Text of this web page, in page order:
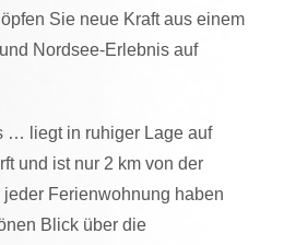
Sie neue Kraft aus einem
Nordsee-Erlebnis auf
… liegt in ruhiger Lage auf
und ist nur 2 km von der
jeder Ferienwohnung haben
Blick über die